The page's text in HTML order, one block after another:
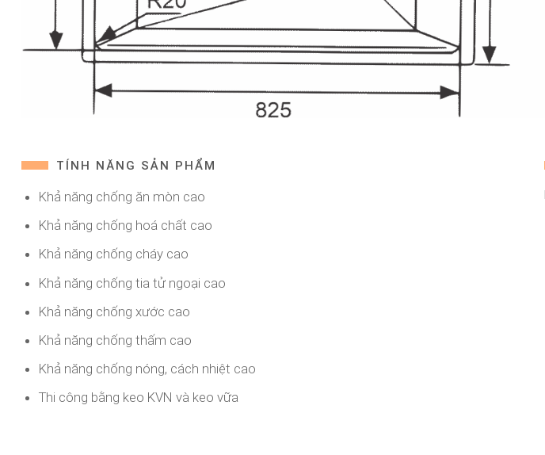
TÍNH NĂNG SẢN PHẨM
Khả năng chống ăn mòn cao
Khả năng chống hoá chất cao
Khả năng chống cháy cao
Khả năng chống tia tử ngoại cao
Khả năng chống xước cao
Khả năng chống thấm cao
Khả năng chống nóng, cách nhiệt cao
Thi công bằng keo KVN và keo vữa